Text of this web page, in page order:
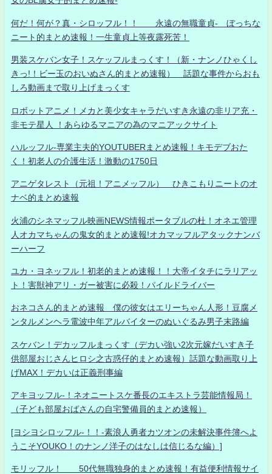
何だ！何が？真・シロッフル！！ 永遠の無職童貞- ぼっちな
ニート的まとめ速報！一生童貞上等夜露死苦！
男装スケバン女子！スケッフルまっくす！（新・ナンノひゃくし
きっ!！ビー玉のおいぬさん的まとめ速報） 話題な事件からおも
しろ動画まで取り上げまっくす
ロボットアニメ！メカと美少女キャラだいすき永遠の非リア充・
非モテ星人 ！あらゆるマニアの為のマニアックサイト
ハルッフル-専業主夫的YOUTUBERまとめ速報！キモデブおた
く！初老人の介護生活！激動の1750日
アニゲタレスト（元祖！アニメッフル） ひきこもりニートのオ
ナベ的まとめ速報
火浦のシネマッフル映画NEWS情報ポータブルの杜！オネエ管理
人オカマちゃんの鬼女的まとめ速報!オカマッフルアタックナンバ
ーハーフ
ユカ・ヨネッフル！初老的まとめ速報！！大帝イタチにラリアッ
ト！害獣神アリ・ガー被害に必殺！パイルドライバー
おネコさん的まとめ速報 僕の彼女はエリーちゃん人形！豆腐メ
ンタルメンヘラ電波中年アルバイターのぬいぐるみ男子末路編
スケバン！デカッフルまっくす（デカい強い2次元嫁だいすき子
供部屋おじさんヒロシ之古惑仔的まとめ速報）話題な動画取り上
げMAX！デカいは正義刑事編
アキヨッフル-！ネオニートスケ番長のエキストラ芸能情報局！
（子ども部屋おばさんの自宅警備員的まとめ速報）
[ヨシヨシロッフル-！！-素浪人勇者カツオンの未解決事件簿へよ
うこそYOUKO！のナンノ洋子のはなしは信じるな編）]
モリッフル！ 50代無職独身的まとめ速報！有益便利情報サイ